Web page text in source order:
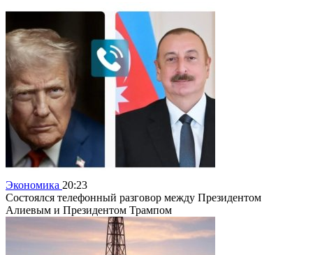
Экономика 20:23
Состоялся телефонный разговор между Президентом
Алиевым и Президентом Трампом